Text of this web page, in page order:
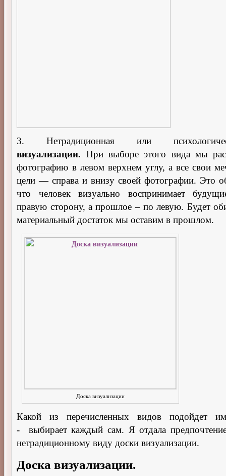
3. Нетрадиционная или
визуализации. При выборе этого вида мы
фотографию в левом верхнем углу, а все свои
цели — справа и внизу своей фотографии. Это
что человек визуально воспринимает
правую сторону, а прошлое – по левую. Будет
материальный достаток мы оставим в прошлом.
Доска визуализации
Какой из перечисленных видов подойдет
- выбирает каждый сам. Я отдала
нетрадиционному виду доски визуализации.
Доска визуализации.